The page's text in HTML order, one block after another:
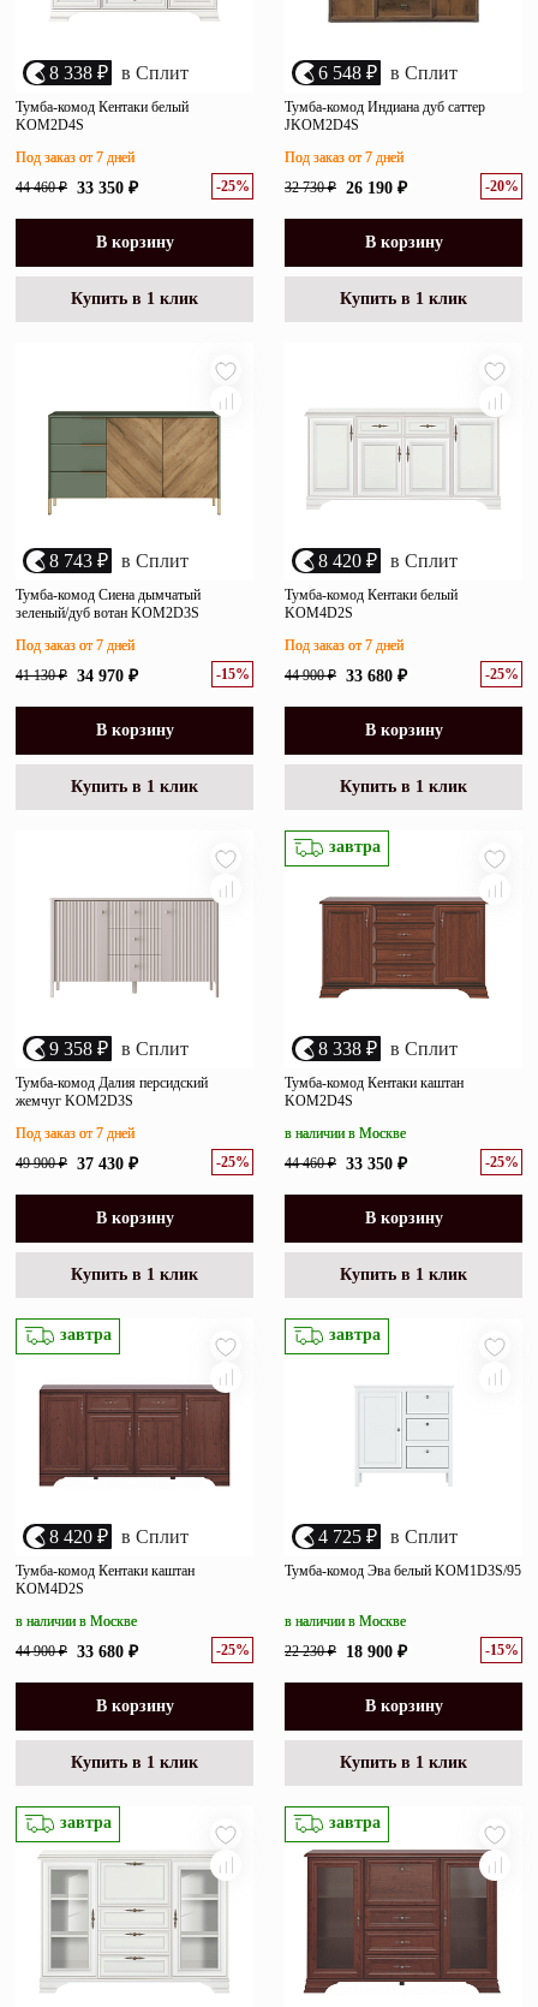
8 338 ₽ в Сплит
Тумба-комод Кентаки белый
KOM2D4S
44 460 ₽ 33 350 ₽ -25%
Под заказ от 7 дней
В корзину
Купить в 1 клик
6 548 ₽ в Сплит
Тумба-комод Индиана дуб саттер
JKOM2D4S
32 730 ₽ 26 190 ₽ -20%
Под заказ от 7 дней
В корзину
Купить в 1 клик
8 743 ₽ в Сплит
Тумба-комод Сиена дымчатый
зеленый/дуб вотан KOM2D3S
41 130 ₽ 34 970 ₽ -15%
Под заказ от 7 дней
В корзину
Купить в 1 клик
8 420 ₽ в Сплит
Тумба-комод Кентаки белый
KOM4D2S
44 900 ₽ 33 680 ₽ -25%
Под заказ от 7 дней
В корзину
Купить в 1 клик
9 358 ₽ в Сплит
Тумба-комод Далия персидский
жемчуг KOM2D3S
49 900 ₽ 37 430 ₽ -25%
Под заказ от 7 дней
В корзину
Купить в 1 клик
завтра
8 338 ₽ в Сплит
Тумба-комод Кентаки каштан
KOM2D4S
44 460 ₽ 33 350 ₽ -25%
в наличии в Москве
В корзину
Купить в 1 клик
завтра
8 420 ₽ в Сплит
Тумба-комод Кентаки каштан
KOM4D2S
44 900 ₽ 33 680 ₽ -25%
в наличии в Москве
В корзину
Купить в 1 клик
завтра
4 725 ₽ в Сплит
Тумба-комод Эва белый KOM1D3S/95
22 230 ₽ 18 900 ₽ -15%
в наличии в Москве
В корзину
Купить в 1 клик
завтра завтра